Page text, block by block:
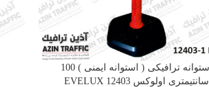
استوانه ترافیکی ( استوانه ایمنی ) 100
سانتیمتری اولوکس EVELUX 12403